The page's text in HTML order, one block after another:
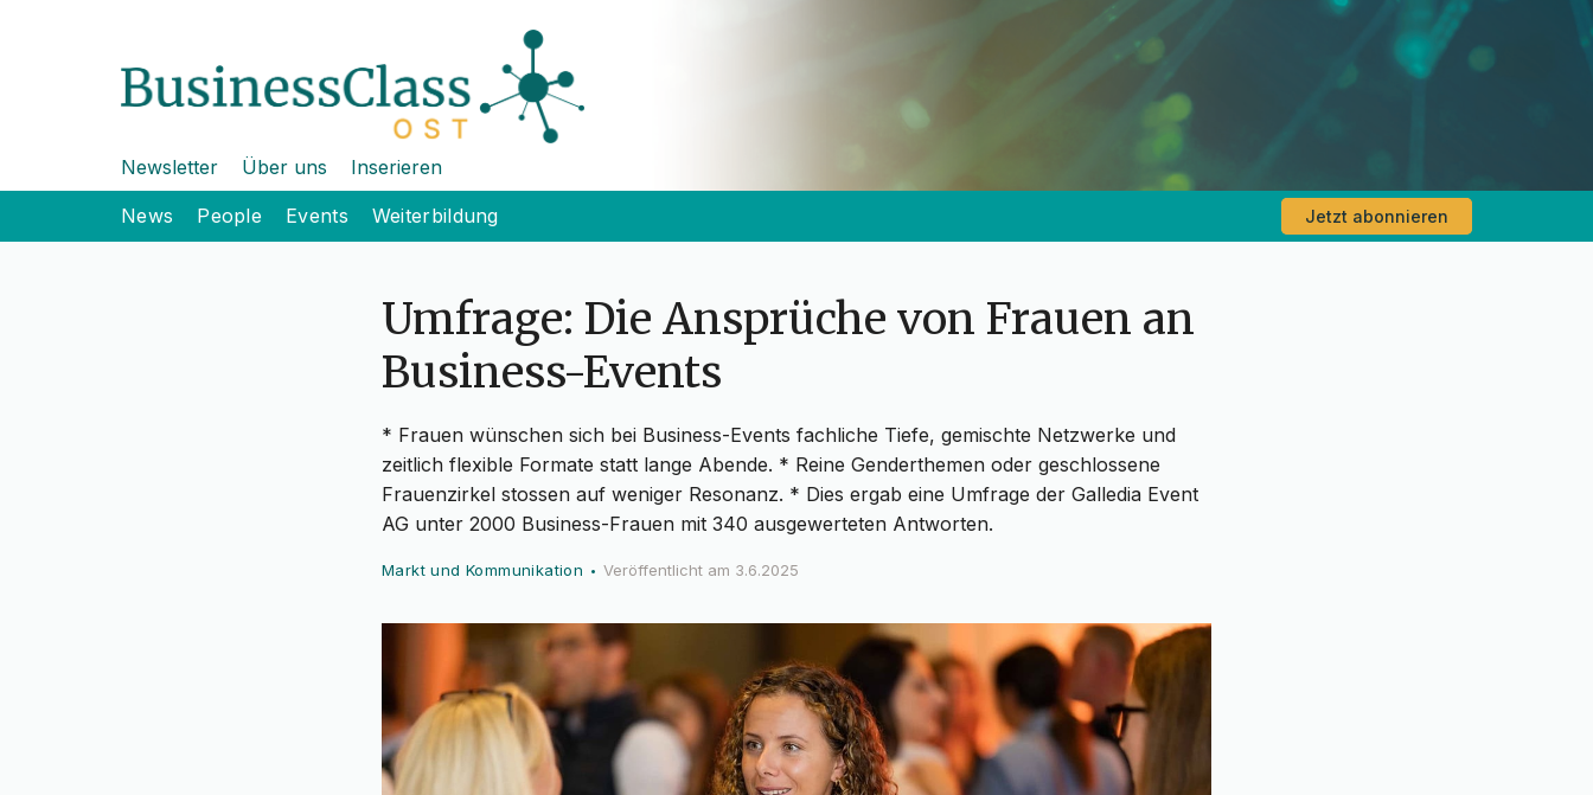
Newsletter Über uns Inserieren
News People Events Weiterbildung Jetzt abonnieren
Umfrage: Die Ansprüche von Frauen an
Business-Events
* Frauen wünschen sich bei Business-Events fachliche Tiefe, gemischte Netzwerke und
zeitlich flexible Formate statt lange Abende. * Reine Genderthemen oder geschlossene
Frauenzirkel stossen auf weniger Resonanz. * Dies ergab eine Umfrage der Galledia Event
AG unter 2000 Business-Frauen mit 340 ausgewerteten Antworten.
Markt und Kommunikation •Veröffentlicht am 3.6.2025